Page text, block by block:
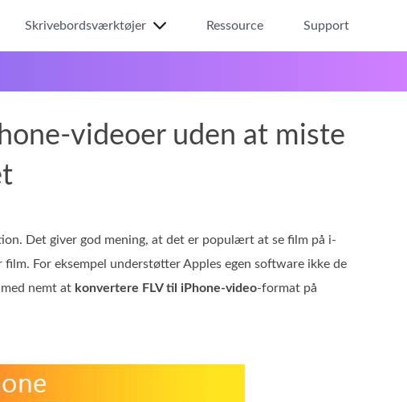
Skrivebordsværktøjer Ressource Support
videoer uden at miste
Det giver god mening, at det er populært at se film på i-
For eksempel understøtter Apples egen software ikke de
nemt at konvertere FLV til iPhone-video-format på